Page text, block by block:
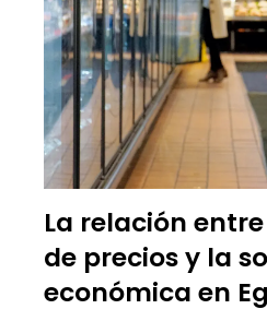
La relación
de precios y la
económica en